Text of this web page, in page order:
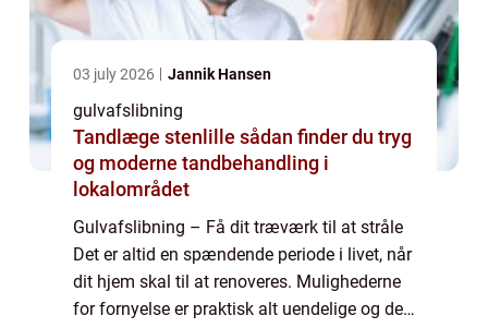
03 july 2026 Jannik Hansen
gulvafslibning
Tandlæge stenlille sådan finder du tryg
og moderne tandbehandling i
lokalområdet
Gulvafslibning – Få dit træværk til at stråle
Det er altid en spændende periode i livet, når
dit hjem skal til at renoveres. Mulighederne
for fornyelse er praktisk alt uendelige og det